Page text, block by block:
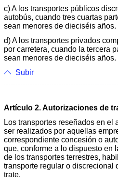
c) A los transportes públicos
autobús, cuando tres cuartas
sean menores de dieciséis años.
d) A los transportes privados
por carretera, cuando la tercera
sean menores de dieciséis años.
Subir
Artículo 2. Autorizaciones de
Los transportes reseñados en el
ser realizados por aquellas
correspondiente concesión o
que, conforme a lo dispuesto en
de los transportes terrestres,
transporte regular o discrecional
trate.